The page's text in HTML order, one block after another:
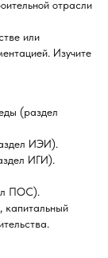
отрасли
или
Изучите
(раздел
ИЭИ).
ИГИ).
ПОС).
капитальный